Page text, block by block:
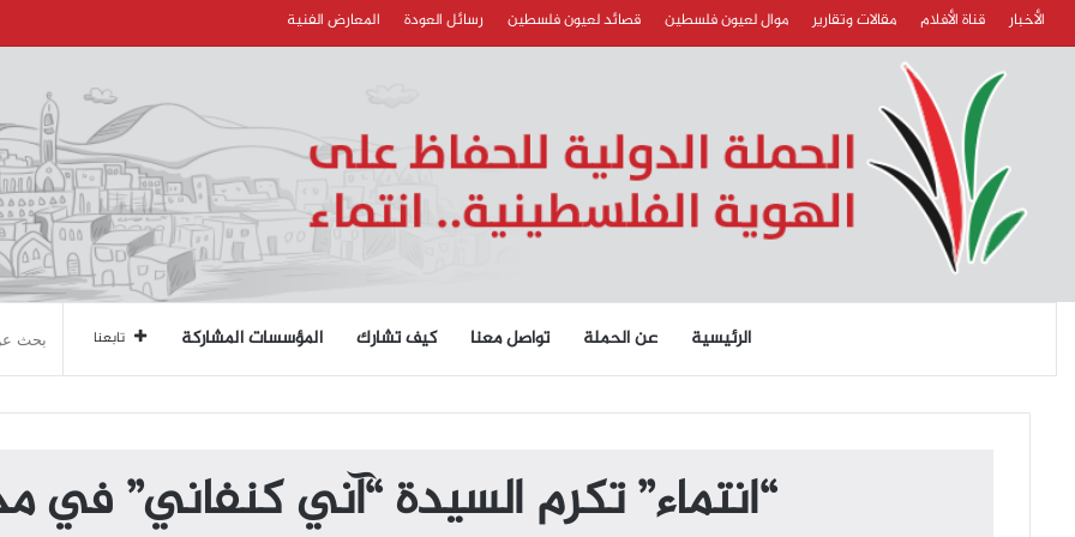
الأخبار قناة الأفلام مقالات وتقارير موال لعيون فلسطين قصائد لعيون فلسطين رسائل العودة المعارض الفنية
الرئيسية عن الحملة تواصل معنا كيف تشارك المؤسسات المشاركة تابعنا
“انتماء” تكرم السيدة “آني كنفاني” في